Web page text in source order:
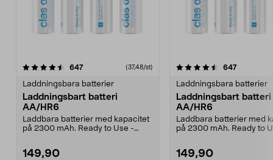
647recensioner (37,48/st)
Laddningsbara batterier
Laddningsbart batteri
AA/HR6
Laddbara batterier med kapacitet
på 2300 mAh. Ready to Use -
149,90
4.5av 5 stjärnor 647
Laddningsbara batterier
Laddningsbart batteri
AA/HR6
Laddbara batterier med
på 2300 mAh. Ready to
149,90